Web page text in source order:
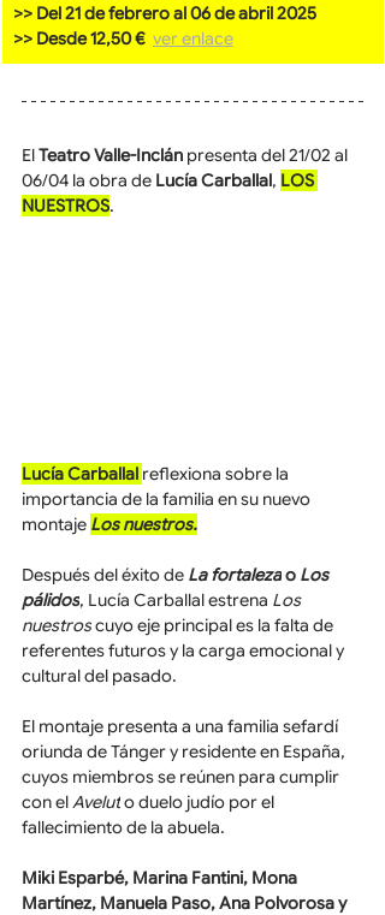
>> Del 21 de febrero al 06 de abril 2025
>> Desde 12,50 € ver enlace
El Teatro Valle-Inclán presenta del 21/02 al
06/04 la obra de Lucía Carballal, LOS
NUESTROS.
Lucía Carballal reflexiona sobre la
importancia de la familia en su nuevo
montaje Los nuestros.
Después del éxito de La fortaleza o Los
pálidos, Lucía Carballal estrena Los
nuestros cuyo eje principal es la falta de
referentes futuros y la carga emocional y
cultural del pasado.
El montaje presenta a una familia sefardí
oriunda de Tánger y residente en España,
cuyos miembros se reúnen para cumplir
con el Avelut o duelo judío por el
fallecimiento de la abuela.
Miki Esparbé, Marina Fantini, Mona
Martínez, Manuela Paso, Ana Polvorosa y